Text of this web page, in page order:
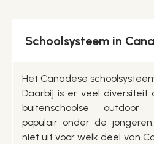
Schoolsysteem in
Het Canadese
Daarbij is er veel diversiteit
buitenschoolse
populair onder de
niet uit voor welk deel van